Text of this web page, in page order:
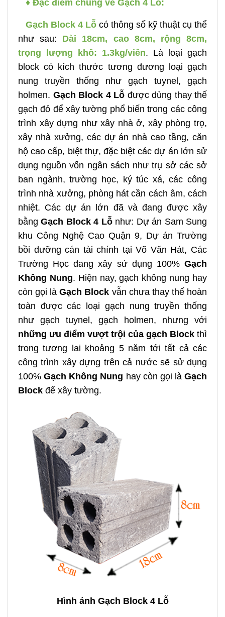
♦ Đặc điểm chung về Gạch 4 Lỗ:
Gạch Block 4 Lỗ có thông số kỹ thuật cụ thể
như sau: Dài 18cm, cao 8cm, rộng 8cm,
trọng lượng khô: 1.3kg/viên. Là loại gạch
block có kích thước tương đương loại gạch
nung truyền thống như gạch tuynel, gạch
holmen. Gạch Block 4 Lỗ được dùng thay thế
gạch đỏ để xây tường phổ biến trong các công
trình xây dựng như xây nhà ở, xây phòng trọ,
xây nhà xưởng, các dự án nhà cao tầng, căn
hộ cao cấp, biệt thự, đặc biệt các dự án lớn sử
dụng nguồn vốn ngân sách như trụ sở các sở
ban ngành, trường học, ký túc xá, các công
trình nhà xưởng, phòng hát cần cách âm, cách
nhiệt. Các dự án lớn đã và đang được xây
bằngGạch Block 4 Lỗnhư: Dự án Sam Sung
khu Công Nghệ Cao Quận 9, Dự án Trường
bồi dưỡng cán tài chính tại Võ Văn Hát, Các
Trường Học đang xây sử dụng 100% Gạch
Không Nung. Hiện nay, gạch không nung hay
còn gọi làGạch Block vẫn chưa thay thế hoàn
toàn được các loại gạch nung truyền thống
như gạch tuynel, gạch holmen, nhưng với
những ưu điểm vượt trội của gạch Block thì
trong tương lai khoảng 5 năm tới tất cả các
công trình xây dựng trên cả nước sẽ sử dụng
100%Gạch Không Nung hay còn gọi là Gạch
Block để xây tường.
Hình ảnh Gạch Block 4 Lỗ